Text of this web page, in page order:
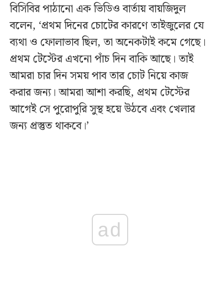
বিসিবির পাঠানো এক ভিডিও বার্তায় বায়জিদুল
বলেন, ‘প্রথম দিনের চোটের কারণে তাইজুলের যে
ব্যথা ও ফোলাভাব ছিল, তা অনেকটাই কমে গেছে।
প্রথম টেস্টের এখনো পাঁচ দিন বাকি আছে। তাই
আমরা চার দিন সময় পাব তার চোট নিয়ে কাজ
করার জন্য। আমরা আশা করছি, প্রথম টেস্টের
আগেই সে পুরোপুরি সুস্থ হয়ে উঠবে এবং খেলার
জন্য প্রস্তুত থাকবে।’
ad